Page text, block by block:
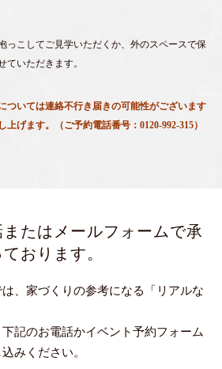
っこしてご見学いただくか、外のスペースで保
ていただきます。
ついては連絡不行き届きの可能性がございます
げます。（ご予約電話番号：0120-992-315）
たはメールフォームで承
ております。
、家づくりの参考になる「リアルな
記のお電話かイベント予約フォーム
みください。